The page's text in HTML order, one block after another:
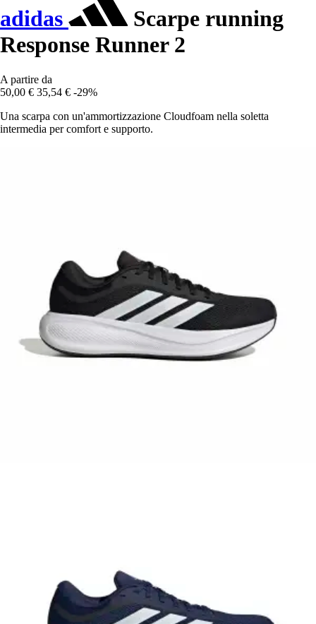
adidas
Scarpe running
Response Runner 2
A partire da
50,00 € 35,54 € -29%
Una scarpa con un'ammortizzazione Cloudfoam nella soletta
intermedia per comfort e supporto.